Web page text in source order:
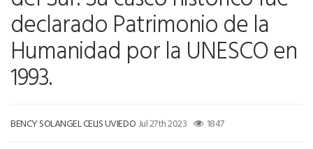
declarado Patrimonio de la
Humanidad por la UNESCO en
1993.
BENCY SOLANGEL CELIS UVIEDOJul 27th 2023 1847